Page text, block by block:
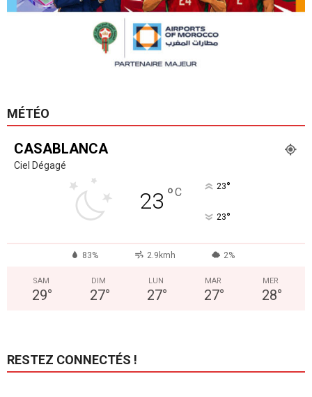
MÉTÉO
CASABLANCA
Ciel Dégagé
23 °C 23°
23°
83% 2.9kmh 2%
SAM
29°
DIM
27°
LUN
27°
MAR
27°
MER
28°
RESTEZ CONNECTÉS !